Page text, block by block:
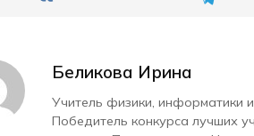
Беликова Ирина
Учитель физики, информатики
Победитель конкурса лучших